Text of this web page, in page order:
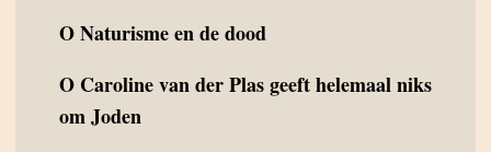
ONaturisme en de dood
O Caroline van der Plas geeft helemaal niks
om Joden